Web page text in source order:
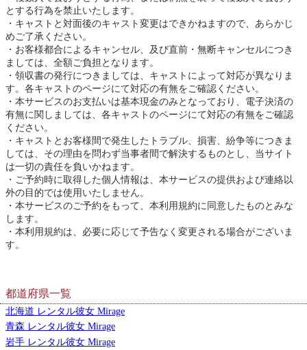
とする行為を禁止いたします。
キャストと対面後のキャスト変更はできかねますので、あらかじ
めご了承ください。
お客様都合によるキャンセル、及び直前・無断キャンセルにつき
ましては、全額ご負担となります。
領収書の発行につきましては、キャストによって対応が異なりま
す。各キャストのページにて対応の有無をご確認ください。
本サービスのお支払いは基本現金のみとなっており、電子決済の
有無に関しましては、各キャストのページにて対応の有無をご確認
ください。
キャストとお客様間で発生したトラブル、損害、紛争等につきま
しては、その理由を問わず当事者間で解決するものとし、当サイト
は一切の責任を負いかねます。
ご予約時に取得した個人情報は、本サービスの提供および連絡以
外の目的では使用いたしません。
本サービスのご予約をもって、本利用規約に同意したものとみな
します。
本利用規約は、必要に応じて予告なく変更される場合がございま
す。
都道府県一覧
北海道 レンタル彼女 Mirage
青森 レンタル彼女 Mirage
岩手 レンタル彼女 Mirage